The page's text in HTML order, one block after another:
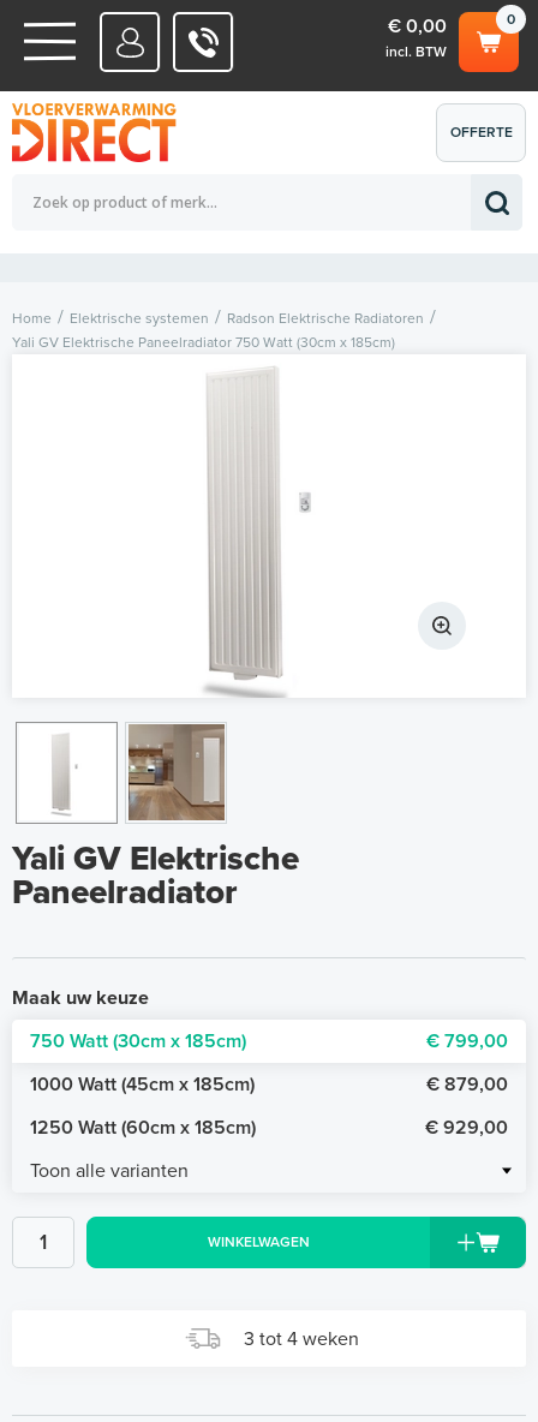
WATERSYSTEMEN
ELEKTRISCHE SYSTEMEN
0
€ 0,00
incl. BTW
Totaalbedrag (incl. BTW) € 0,00
OFFERTE
AANVRAGEN
Home Elektrische systemen
Radson Elektrische Radiatoren
Yali GV Elektrische Paneelradiator 750 Watt (30cm x 185cm)
Yali GV Elektrische
Paneelradiator
Maak uw keuze
750 Watt (30cm x 185cm)
€ 799,00
1000 Watt (45cm x 185cm)
€ 879,00
1250 Watt (60cm x 185cm)
€ 929,00
Toon alle varianten
WINKELWAGEN
3 tot 4 weken